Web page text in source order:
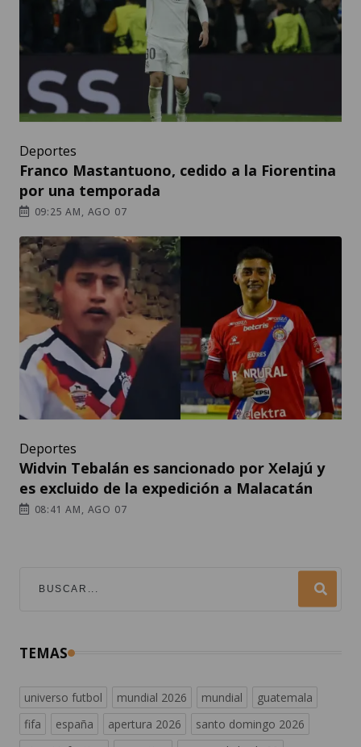
Deportes
Franco Mastantuono, cedido a la Fiorentina
por una temporada
09:25 AM, AGO 07
Deportes
Widvin Tebalán es sancionado por Xelajú y
es excluido de la expedición a Malacatán
08:41 AM, AGO 07
TEMAS
universo futbol mundial 2026 mundial
guatemala
fifa
españa apertura 2026
santo domingo 2026